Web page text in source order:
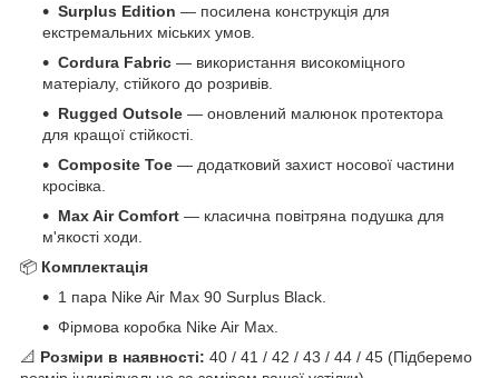
Surplus Edition — посилена конструкція для
екстремальних міських умов.
Cordura Fabric — використання високоміцного
матеріалу, стійкого до розривів.
Rugged Outsole — оновлений малюнок протектора
для кращої стійкості.
Composite Toe — додатковий захист носової частини
кросівка.
Max Air Comfort — класична повітряна подушка для
м'якості ходи.
📦 Комплектація
1 пара Nike Air Max 90 Surplus Black.
Фірмова коробка Nike Air Max.
📐 Розміри в наявності: 40 / 41 / 42 / 43 / 44 / 45 (Підберемо